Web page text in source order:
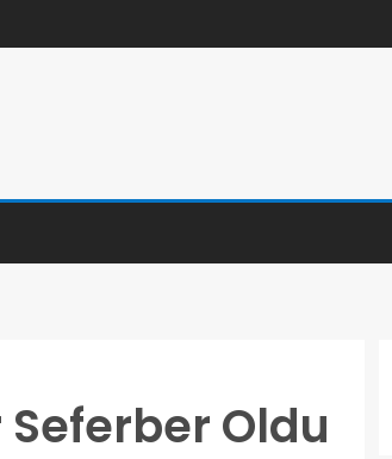
Seferber Oldu